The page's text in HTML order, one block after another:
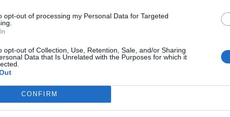
opt-out of processing my Personal Data for Targeted
opt-out of Collection, Use, Retention, Sale, and/or Sharing
Data that Is Unrelated with the Purposes for which it
CONFIRM
.
del Consorci,
tipus de projectes "com a eina de
amb la innovació i el compromís social".
preferida de Google de forma
ACTIVAR ARA